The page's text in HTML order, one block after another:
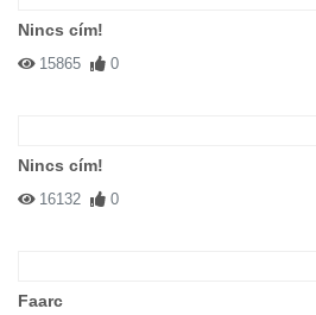
Nincs cím!
15865 0
Nincs cím!
16132 0
Faarc